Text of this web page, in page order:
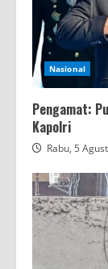
Nasional
Pengamat:
Kapolri
Rabu, 5